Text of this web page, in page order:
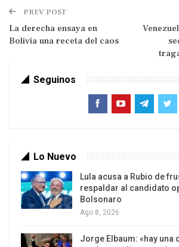
Se puede ofender con altura, como
norteño tiene mucho que decir,
sandeces.
La más frecuente es la elusión del
mediante la denigración del
Biden dijo que llegó a presidente
PREV POST
La derecha ensaya en
Bolivia una receta del caos
Seguinos
Lo Nuevo
Lula acusa a Rubio de
respaldar al candidato
Bolsonaro
Ago 8, 2026
Jorge Elbaum: «hay una